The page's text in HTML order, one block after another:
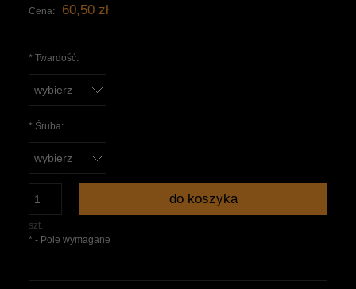
Cena: 60,50 zł
* Twardość:
* Śruba:
szt.
do koszyka
* - Pole wymagane